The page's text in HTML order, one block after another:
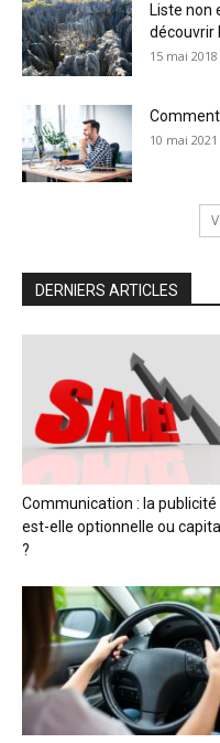
Liste non
découvrir
15 mai 2018
10 mai 2021
DERNIERS ARTICLES
Communication : la publicité
est-elle optionnelle ou
?